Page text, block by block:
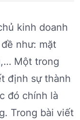
kinh doanh
như: mặt
Một trong
định sự thành
đó chính là
Trong bài viết